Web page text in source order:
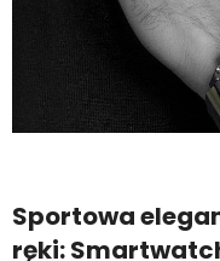
Sportowa
ręki: